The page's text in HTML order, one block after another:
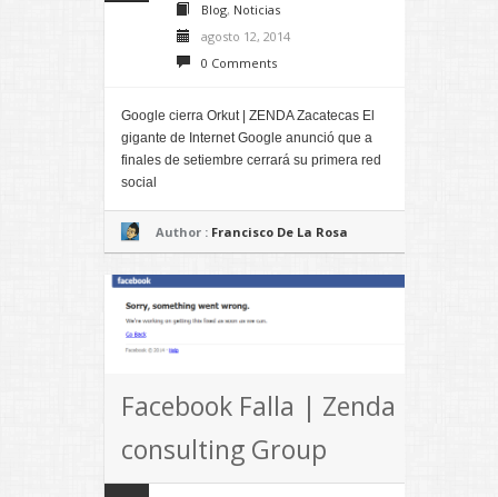
Blog, Noticias
agosto 12, 2014
0 Comments
Google cierra Orkut | ZENDA Zacatecas El
gigante de Internet Google anunció que a
finales de setiembre cerrará su primera red
social
Author : Francisco De La Rosa
Facebook Falla | Zenda
consulting Group